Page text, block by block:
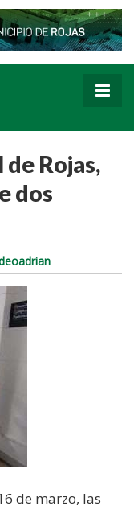
Rojas,
dos
de marzo, las